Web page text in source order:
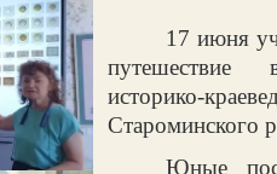
17 июня
Староминского
Юные